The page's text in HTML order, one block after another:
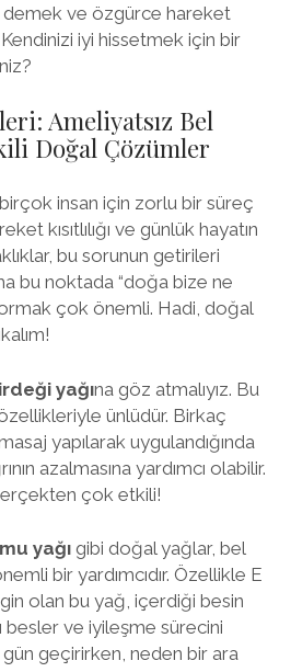
demek ve özgürce hareket
iyi hissetmek için bir
Ameliyatsız Bel
Doğal Çözümler
birçok insan için zorlu bir süreç
kısıtlılığı ve günlük hayatın
bu sorunun getirileri
bu noktada “doğa bize ne
çok önemli. Hadi, doğal
yağına göz atmalıyız. Bu
ünlüdür. Birkaç
yapılarak uygulandığında
azalmasına yardımcı olabilir.
çok etkili!
yağıgibi doğal yağlar, bel
bir yardımcıdır. Özellikle E
olan bu yağ, içerdiği besin
ve iyileşme sürecini
gün geçirirken, neden bir ara